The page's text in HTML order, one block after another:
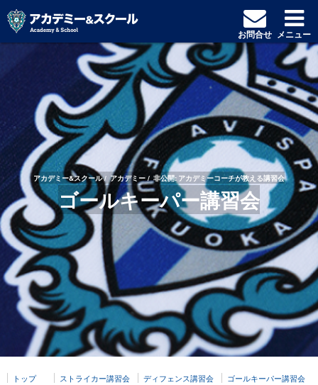
アカデミー&スクール アカデミー 非公開: アカデミーコーチが教える講習会
ゴールキーパー講習会
お問合せ メニュー
トップ ストライカー講習会 ディフェンス講習会 ゴールキーパー講習会